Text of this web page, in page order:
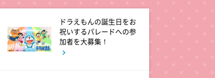
る。
よる 11:40
And One
ドラえもんの誕生日をお
祝いするパレードへの参
加者を大募集！